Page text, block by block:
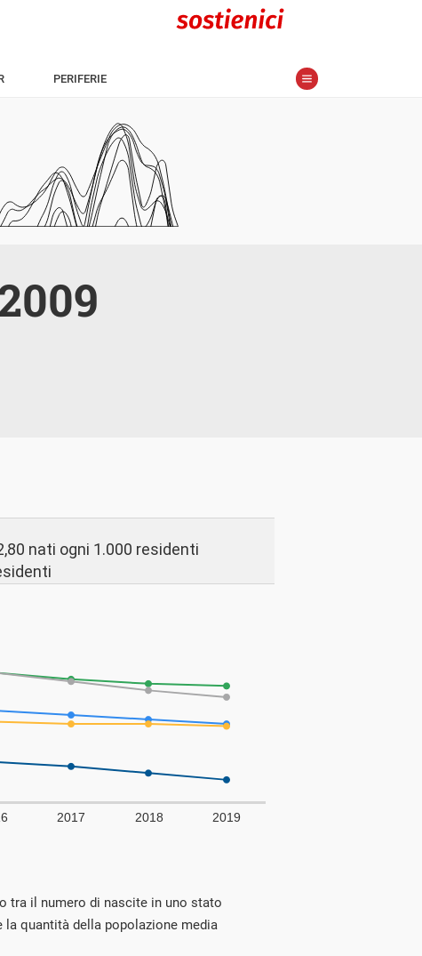
PERIFERIE
tra il numero di nascite in uno stato
la quantità della popolazione media